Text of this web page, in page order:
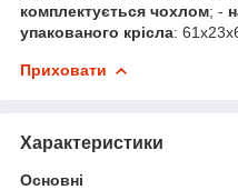
комплектується чохлом; -
упакованого крісла:
Приховати
Характеристики
Основні